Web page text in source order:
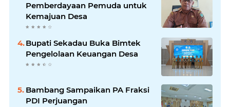
Pemberdayaan Pemuda untuk
Kemajuan Desa
Bupati Sekadau Buka Bimtek
Pengelolaan Keuangan Desa
Bambang Sampaikan PA Fraksi
PDI Perjuangan